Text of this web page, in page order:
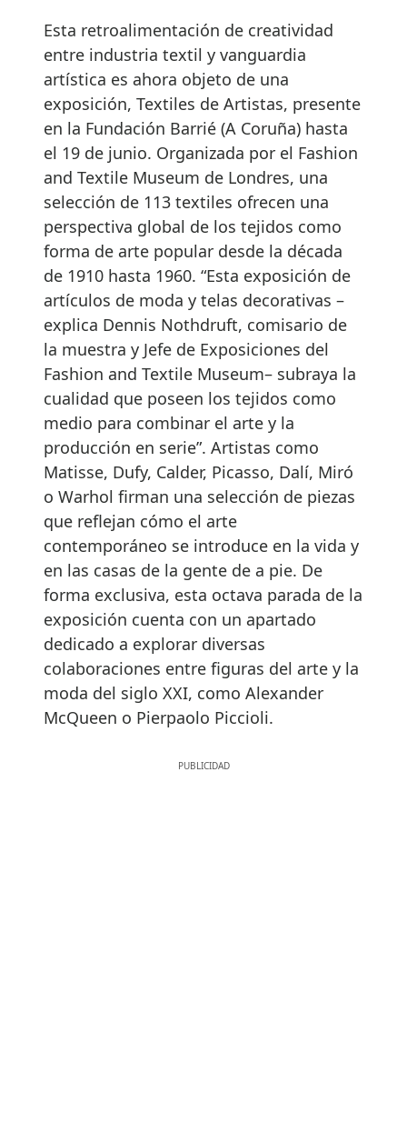
Esta retroalimentación de creatividad
entre industria textil y vanguardia
artística es ahora objeto de una
exposición, Textiles de Artistas, presente
en la Fundación Barrié (A Coruña) hasta
el 19 de junio. Organizada por el Fashion
and Textile Museum de Londres, una
selección de 113 textiles ofrecen una
perspectiva global de los tejidos como
forma de arte popular desde la década
de 1910 hasta 1960. “Esta exposición de
artículos de moda y telas decorativas –
explica Dennis Nothdruft, comisario de
la muestra y Jefe de Exposiciones del
Fashion and Textile Museum– subraya la
cualidad que poseen los tejidos como
medio para combinar el arte y la
producción en serie”. Artistas como
Matisse, Dufy, Calder, Picasso, Dalí, Miró
o Warhol firman una selección de piezas
que reflejan cómo el arte
contemporáneo se introduce en la vida y
en las casas de la gente de a pie. De
forma exclusiva, esta octava parada de la
exposición cuenta con un apartado
dedicado a explorar diversas
colaboraciones entre figuras del arte y la
moda del siglo XXI, como Alexander
McQueen o Pierpaolo Piccioli.